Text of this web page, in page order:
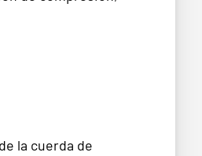
la cuerda de